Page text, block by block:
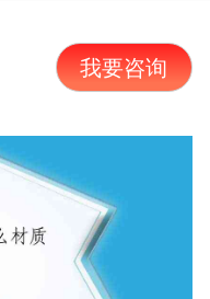
我要咨询